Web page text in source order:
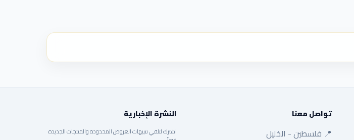
تواصل معنا
📍 فلسطين - الخليل
النشرة الإخبارية
اشترك لتلقي تنبيهات العروض المحدودة والمنتجات الجديدة